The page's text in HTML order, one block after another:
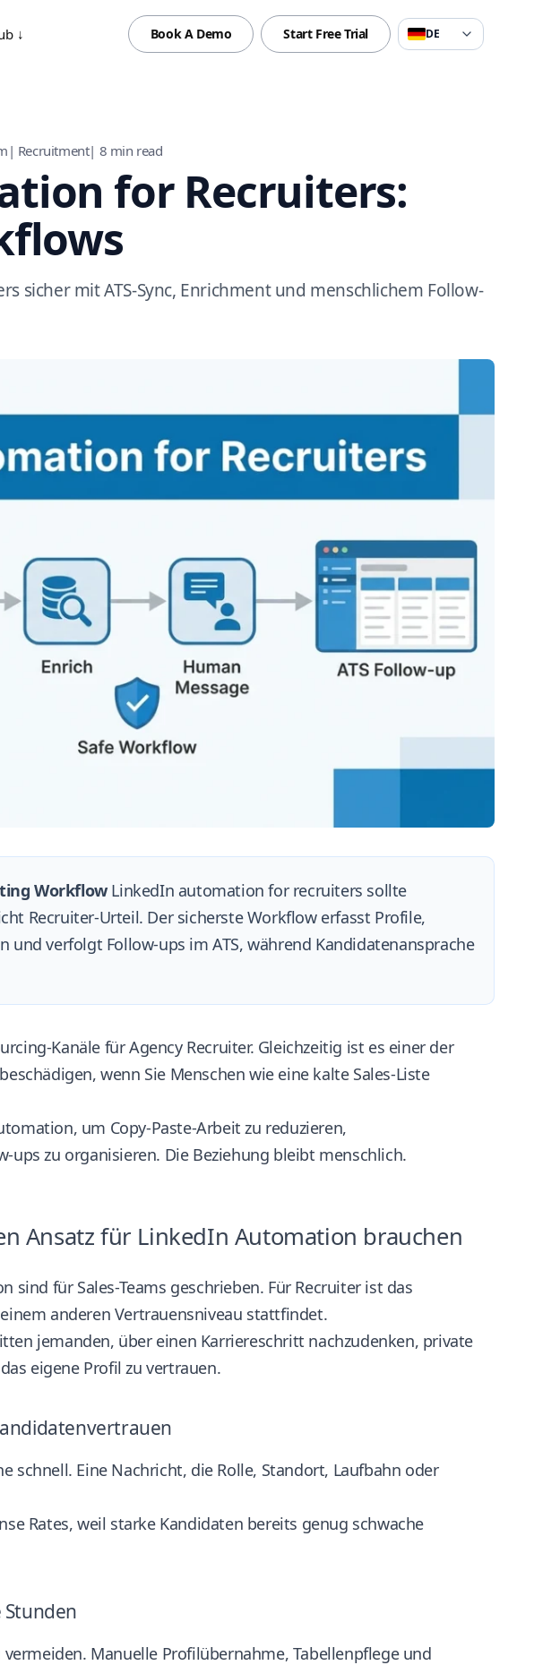
↓ Book A Demo Start Free Trial DE
| Recruitment| 8 min read
for Recruiters:
sicher mit ATS-Sync, Enrichment und menschlichem Follow-
WorkflowLinkedIn automation for recruiters sollte
Recruiter-Urteil. Der sicherste Workflow erfasst Profile,
verfolgt Follow-ups im ATS, während Kandidatenansprache
Kanäle für Agency Recruiter. Gleichzeitig ist es einer der
wenn Sie Menschen wie eine kalte Sales-Liste
um Copy-Paste-Arbeit zu reduzieren,
ups zu organisieren. Die Beziehung bleibt menschlich.
Ansatz für LinkedIn Automation brauchen
sind für Sales-Teams geschrieben. Für Recruiter ist das
anderen Vertrauensniveau stattfindet.
jemanden, über einen Karriereschritt nachzudenken, private
eigene Profil zu vertrauen.
schnell. Eine Nachricht, die Rolle, Standort, Laufbahn oder
Rates, weil starke Kandidaten bereits genug schwache
Stunden
Manuelle Profilübernahme, Tabellenpflege und